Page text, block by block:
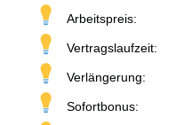
Arbeitspreis:
Vertragslaufzeit:
Verlängerung:
Sofortbonus: